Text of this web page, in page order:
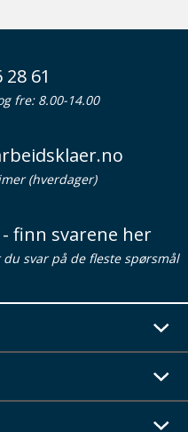
28 61
fre: 8.00-14.00
(hverdager)
finn svarene her
svar på de fleste spørsmål